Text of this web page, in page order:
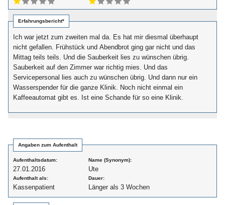
Erfahrungsbericht*
Ich war jetzt zum zweiten mal da. Es hat mir diesmal überhaupt
nicht gefallen. Frühstück und Abendbrot ging gar nicht und das
Mittag teils teils. Und die Sauberkeit lies zu wünschen übrig.
Sauberkeit auf den Zimmer war richtig mies. Und das
Servicepersonal lies auch zu wünschen übrig. Und dann nur ein
Wasserspender für die ganze Klinik. Noch nicht einmal ein
Kaffeeautomat gibt es. Ist eine Schande für so eine Klinik.
Angaben zum Aufenthalt
Aufenthaltsdatum:
27.01.2016
Name (Synonym):
Ute
Aufenthalt als:
Kassenpatient
Dauer:
Länger als 3 Wochen